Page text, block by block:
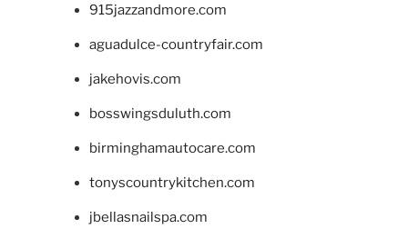
915jazzandmore.com
aguadulce-countryfair.com
jakehovis.com
bosswingsduluth.com
birminghamautocare.com
tonyscountrykitchen.com
jbellasnailspa.com